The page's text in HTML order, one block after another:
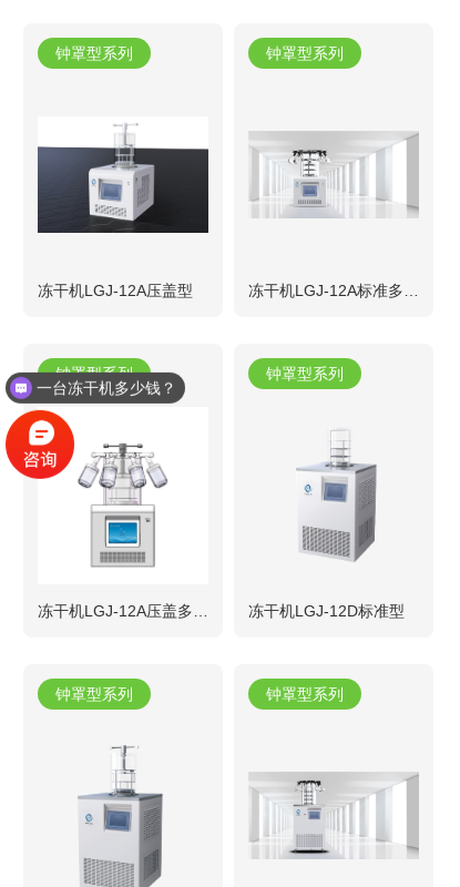
钟罩型系列
冻干机LGJ-12A压盖型
钟罩型系列
钟罩型系列 钟罩型系列
冻干机LGJ-12D标准型
钟罩型系列 钟罩型系列
一台冻干机多少钱？